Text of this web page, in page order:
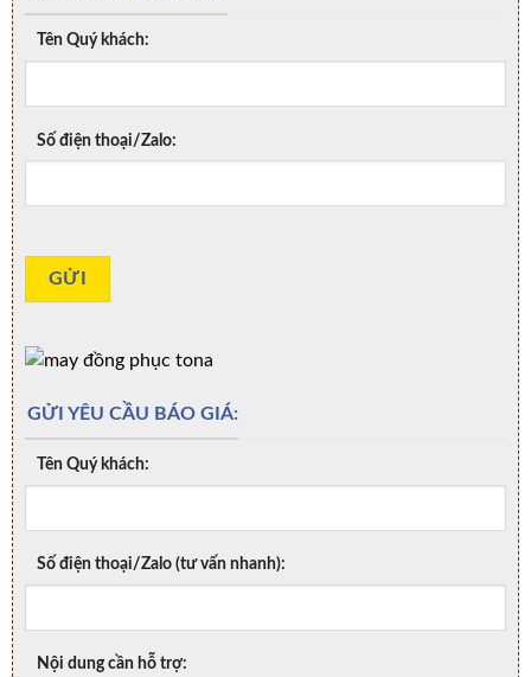
Tên Quý khách:
Số điện thoại/Zalo:
GỬI YÊU CẦU BÁO GIÁ:
Tên Quý khách:
Số điện thoại/Zalo (tư vấn nhanh):
Nội dung cần hỗ trợ: